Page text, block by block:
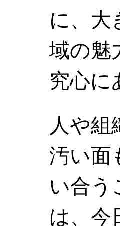
に、大
域の魅
究心に
人や組
汚い面
い合う
は、今